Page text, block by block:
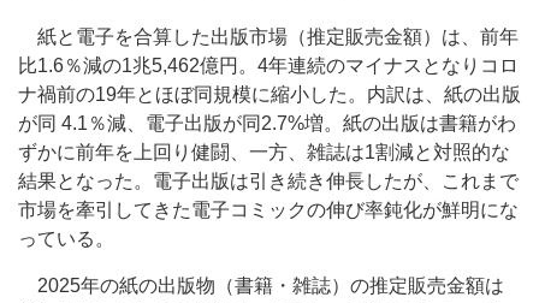
紙と電子を合算した出版市場（推定販売金額）は、前年
比1.6％減の1兆5,462億円。4年連続のマイナスとなりコロ
ナ禍前の19年とほぼ同規模に縮小した。内訳は、紙の出版
が同 4.1％減、電子出版が同2.7%増。紙の出版は書籍がわ
ずかに前年を上回り健闘、一方、雑誌は1割減と対照的な
結果となった。電子出版は引き続き伸長したが、これまで
市場を牽引してきた電子コミックの伸び率鈍化が鮮明にな
っている。
2025年の紙の出版物（書籍・雑誌）の推定販売金額は